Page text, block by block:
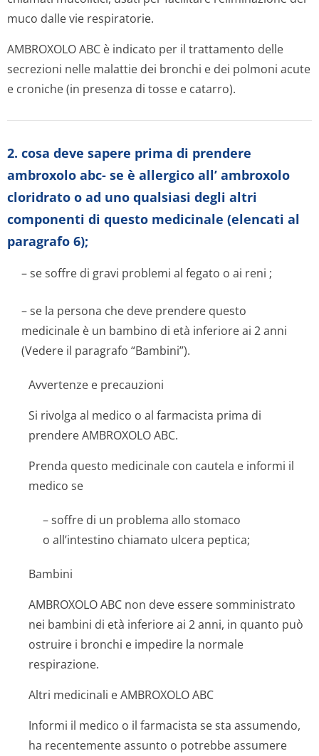
muco dalle vie respiratorie.
AMBROXOLO ABC è indicato per il trattamento delle
secrezioni nelle malattie dei bronchi e dei polmoni acute
e croniche (in presenza di tosse e catarro).
2. cosa deve sapere prima di prendere
ambroxolo abc- se è allergico all’ ambroxolo
cloridrato o ad uno qualsiasi degli altri
componenti di questo medicinale (elencati al
paragrafo 6);
– se soffre di gravi problemi al fegato o ai reni ;
– se la persona che deve prendere questo
medicinale è un bambino di età inferiore ai 2 anni
(Vedere il paragrafo “Bambini”).
Avvertenze e precauzioni
Si rivolga al medico o al farmacista prima di
prendere AMBROXOLO ABC.
Prenda questo medicinale con cautela e informi il
medico se
– soffre di un problema allo stomaco
o all’intestino chiamato ulcera peptica;
Bambini
AMBROXOLO ABC non deve essere somministrato
nei bambini di età inferiore ai 2 anni, in quanto può
ostruire i bronchi e impedire la normale
respirazione.
Altri medicinali e AMBROXOLO ABC
Informi il medico o il farmacista se sta assumendo,
ha recentemente assunto o potrebbe assumere